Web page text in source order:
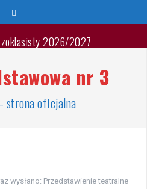
2026/2027
Wakacji🐬🐙
zakończenie roku szkolnego
2026
nr 3
strona oficjalna
wysłano: Przedstawienie teatralne